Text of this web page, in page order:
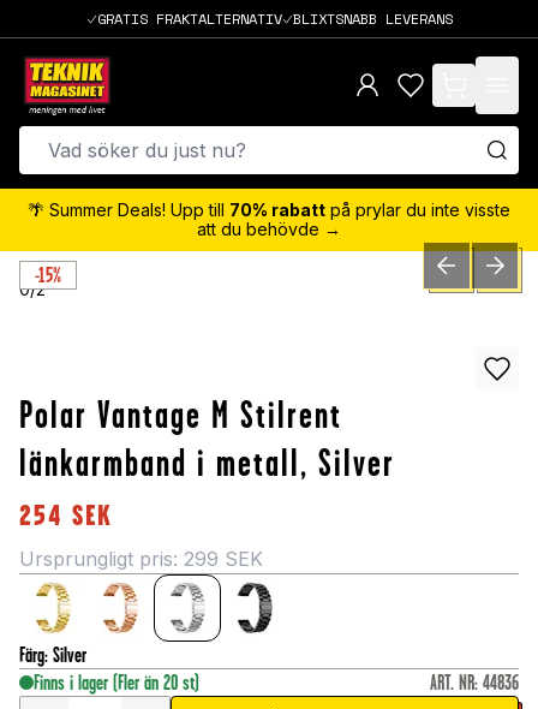
GRATIS FRAKTALTERNATIV BLIXTSNABB LEVERANS
items in cart,
🌴 Summer Deals! Upp till 70% rabatt på prylar du inte visste
att du behövde →
-15%
0/2 PREVIOUSNEXT
Polar Vantage M Stilrent
länkarmband i metall, Silver
254 SEK
Ursprungligt pris: 299 SEK
Färg: Silver
Finns i lager (Fler än 20 st) ART. NR: 44836